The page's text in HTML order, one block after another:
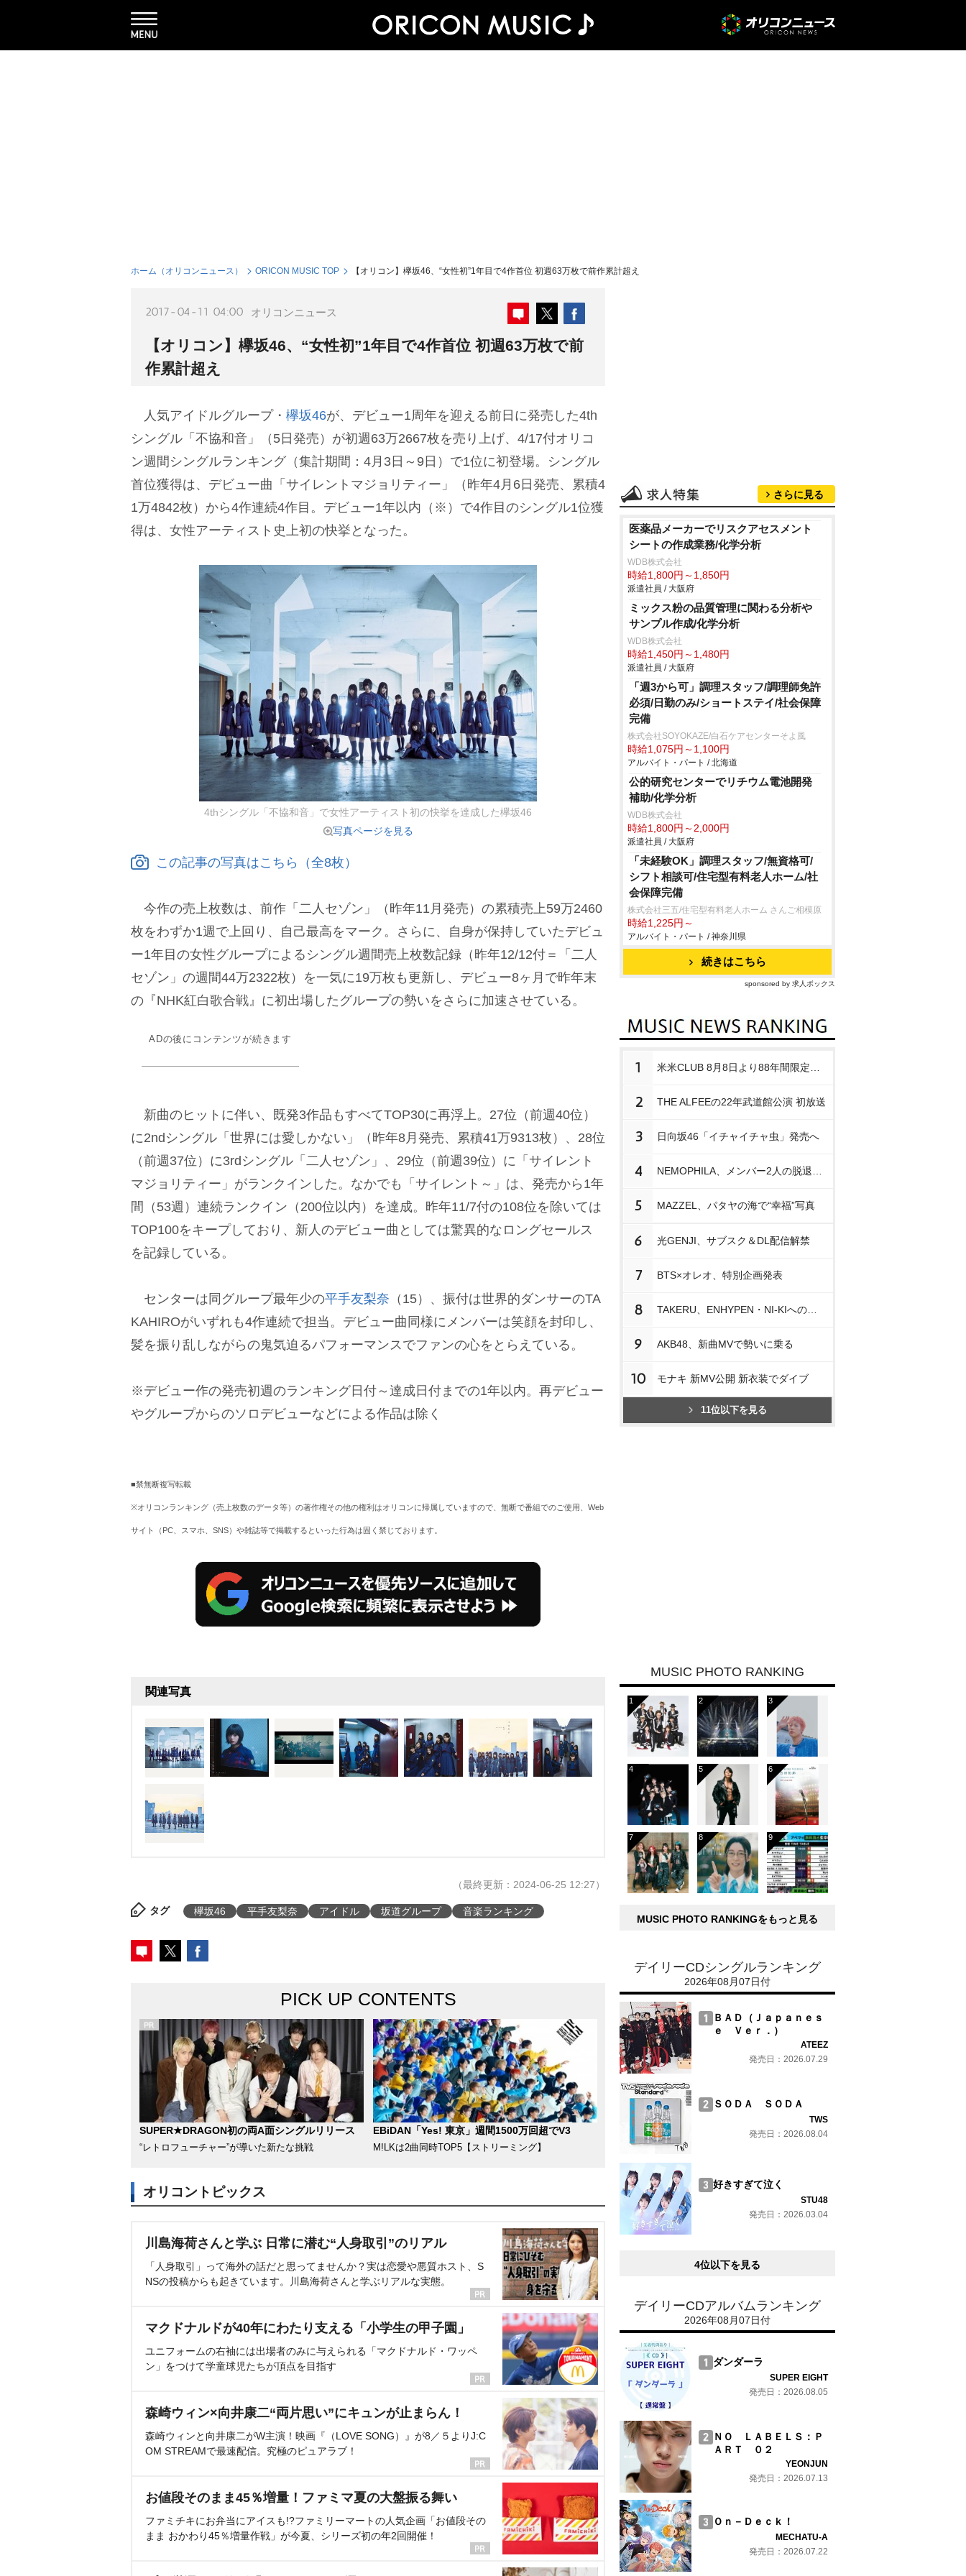
ホーム（オリコンニュース） ORICON MUSIC TOP 【オリコン】欅坂46、“女性初”1年目で4作首位 初週63万枚で前作累計超え
2017-04-11 04:00 オリコンニュース
【オリコン】欅坂46、“女性初”1年目で4作首位 初週63万枚で前
作累計超え
人気アイドルグループ・ 欅坂46が、デビュー1周年を迎える前日に発売した4th
シングル「不協和音」（5日発売）が初週63万2667枚を売り上げ、4/17付オリコ
ン週間シングルランキング（集計期間：4月3日～9日）で1位に初登場。シングル
首位獲得は、デビュー曲「サイレントマジョリティー」（昨年4月6日発売、累積4
1万4842枚）から4作連続4作目。デビュー1年以内（※）で4作目のシングル1位獲
得は、女性アーティスト史上初の快挙となった。
4thシングル「不協和音」で女性アーティスト初の快挙を達成した欅坂46
写真ページを見る
この記事の写真はこちら（全8枚）
今作の売上枚数は、前作「二人セゾン」（昨年11月発売）の累積売上59万2460
枚をわずか1週で上回り、自己最高をマーク。さらに、自身が保持していたデビュ
ー1年目の女性グループによるシングル週間売上枚数記録（昨年12/12付＝「二人
セゾン」の週間44万2322枚）を一気に19万枚も更新し、デビュー8ヶ月で昨年末
の『NHK紅白歌合戦』に初出場したグループの勢いをさらに加速させている。
ADの後にコンテンツが続きます
新曲のヒットに伴い、既発3作品もすべてTOP30に再浮上。27位（前週40位）
に2ndシングル「世界には愛しかない」（昨年8月発売、累積41万9313枚）、28位
（前週37位）に3rdシングル「二人セゾン」、29位（前週39位）に「サイレント
マジョリティー」がランクインした。なかでも「サイレント～」は、発売から1年
間（53週）連続ランクイン（200位以内）を達成。昨年11/7付の108位を除いては
TOP100をキープしており、新人のデビュー曲としては驚異的なロングセールス
を記録している。
センターは同グループ最年少の平手友梨奈 （15）、振付は世界的ダンサーのTA
KAHIROがいずれも4作連続で担当。デビュー曲同様にメンバーは笑顔を封印し、
髪を振り乱しながらの鬼気迫るパフォーマンスでファンの心をとらえている。
※デビュー作の発売初週のランキング日付～達成日付までの1年以内。再デビュー
グループからのソロデビューなどによる作品は除く
■禁無断複写転載
※オリコンランキング（売上枚数のデータ等）の著作権その他の権利はオリコンに帰属していますので、無断で番組でのご使用、Web
サイト（PC、スマホ、SNS）や雑誌等で掲載するといった行為は固く禁じております。
関連写真
（最終更新：2024-06-25 12:27）
タグ 欅坂46 平手友梨奈 アイドル 坂道グループ 音楽ランキング
PICK UP CONTENTS
SUPER★DRAGON初の両A面シングルリリース
“レトロフューチャー”が導いた新たな挑戦
EBiDAN「Yes! 東京」週間1500万回超でV3
M!LKは2曲同時TOP5【ストリーミング】
オリコントピックス
川島海荷さんと学ぶ 日常に潜む“人身取引”のリアル
「人身取引」って海外の話だと思ってませんか？実は恋愛や悪質ホスト、S
NSの投稿からも起きています。川島海荷さんと学ぶリアルな実態。
マクドナルドが40年にわたり支える「小学生の甲子園」
ユニフォームの右袖には出場者のみに与えられる「マクドナルド・ワッペ
ン」をつけて学童球児たちが頂点を目指す
森崎ウィン×向井康二“両片思い”にキュンが止まらん！
森崎ウィンと向井康二がW主演！映画『（LOVE SONG）』が8／５よりJ:C
OM STREAMで最速配信。究極のピュアラブ！
お値段そのまま45％増量！ファミマ夏の大盤振る舞い
ファミチキにお弁当にアイスも!?ファミリーマートの人気企画「お値段その
まま おかわり45％増量作戦」が今夏、シリーズ初の年2回開催！
さらに見る
医薬品メーカーでリスクアセスメント
シートの作成業務/化学分析
WDB株式会社
時給1,800円～1,850円
派遣社員 / 大阪府
ミックス粉の品質管理に関わる分析
サンプル作成/化学分析
WDB株式会社
時給1,450円～1,480円
派遣社員 / 大阪府
「週3から可」調理スタッフ/調理師免許
必須/日勤のみ/ショートステイ/社会保障
完備
株式会社SOYOKAZE/白石ケアセンターそよ風
時給1,075円～1,100円
アルバイト・パート / 北海道
公的研究センターでリチウム電池開発
補助/化学分析
WDB株式会社
時給1,800円～2,000円
派遣社員 / 大阪府
「未経験OK」調理スタッフ/無資格可/
シフト相談可/住宅型有料老人ホーム/社
会保障完備
株式会社三五/住宅型有料老人ホーム さんご相模原
時給1,225円～
アルバイト・パート / 神奈川県
続きはこちら
sponsored by 求人ボックス
1
2 THE ALFEEの22年武道館公演 初放送
3 日向坂46「イチャイチャ虫」発売へ
4
5 MAZZEL、パタヤの海で“幸福”写真
6 光GENJI、サブスク＆DL配信解禁
7 BTS×オレオ、特別企画発表
8
9 AKB48、新曲MVで勢いに乗る
10 モナキ 新MV公開 新衣装でダイブ
11位以下を見る
MUSIC PHOTO RANKING
MUSIC PHOTO RANKINGをもっと見る
デイリーCDシングルランキング
2026年08月07日付
ＢＡＤ（Ｊａｐａｎｅｓ
ｅ Ｖｅｒ．）
ATEEZ
発売日：2026.07.29
ＳＯＤＡ ＳＯＤＡ
TWS
発売日：2026.08.04
好きすぎて泣く
STU48
発売日：2026.03.04
4位以下を見る
デイリーCDアルバムランキング
2026年08月07日付
ダンダーラ
SUPER EIGHT
発売日：2026.08.05
ＮＯ ＬＡＢＥＬＳ：Ｐ
ＡＲＴ ０２
YEONJUN
発売日：2026.07.13
Ｏｎ－Ｄｅｃｋ！
MECHATU-A
発売日：2026.07.22